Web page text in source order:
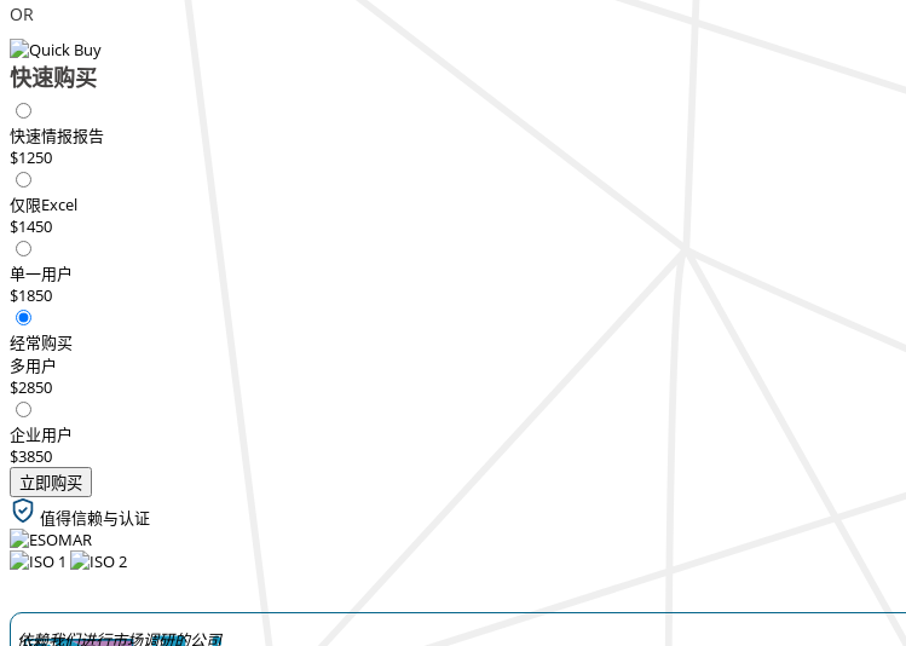
OR
快速购买
快速情报报告
$1250
仅限Excel
$1450
单一用户
$1850
经常购买
多用户
$2850
企业用户
$3850
立即购买
值得信赖与认证
依赖我们进行市场调研的公司